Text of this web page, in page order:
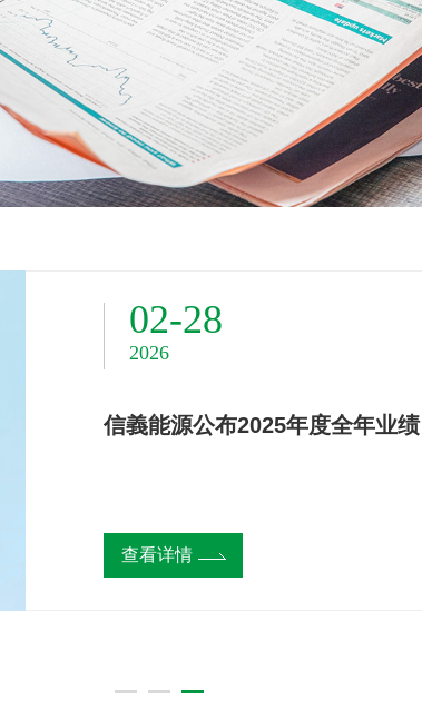
07-31
03-04
02-28
2026
信義能源公布2025年度全年业绩
查看详情